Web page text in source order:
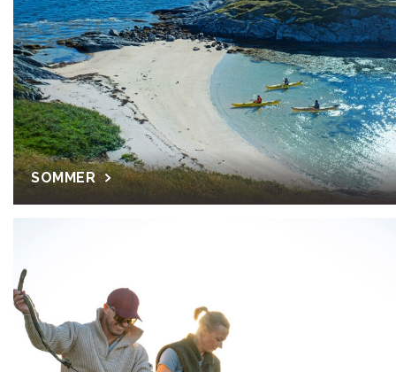
SOMMER